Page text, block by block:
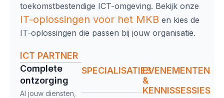
toekomstbestendige ICT-omgeving. Bekijk onze
IT-oplossingen voor het MKB en kies de
IT-oplossingen die passen bij jouw organisatie.
ICT PARTNER
Complete
ontzorging​
Al jouw diensten,
SPECIALISATIESEVENEMENTEN
&
KENNISSESSIES